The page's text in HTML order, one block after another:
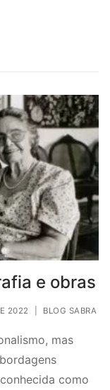
e obras
2022 BLOG SABRA
mas
como